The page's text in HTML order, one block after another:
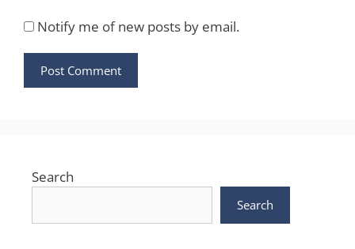
Notify me of new posts by email.
Search
Search